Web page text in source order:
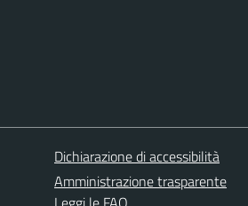
Dichiarazione di accessibilità
Amministrazione trasparente